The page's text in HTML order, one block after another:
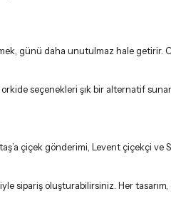
günü daha unutulmaz hale getirir.
orkideseçenekleri şık bir alternatif sunar.
çiçek gönderimi Levent çiçekçi ve
sipariş oluşturabilirsiniz. Her